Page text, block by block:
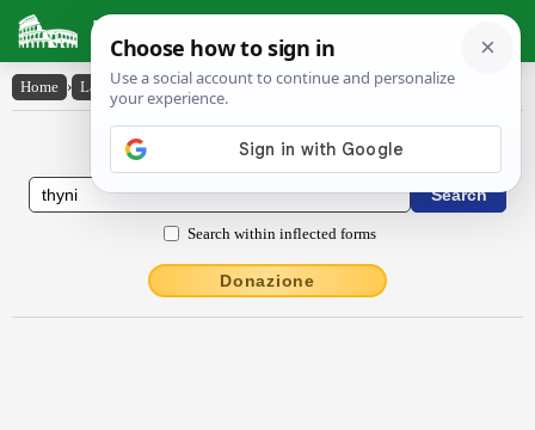
Latin Dictionary
Home › Latin-English › Thȳni
Latin to English Dictionary
Search within inflected forms
Donazione